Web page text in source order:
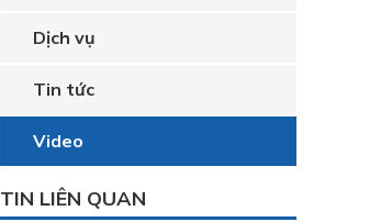
Dịch vụ
Tin tức
Video
TIN LIÊN QUAN